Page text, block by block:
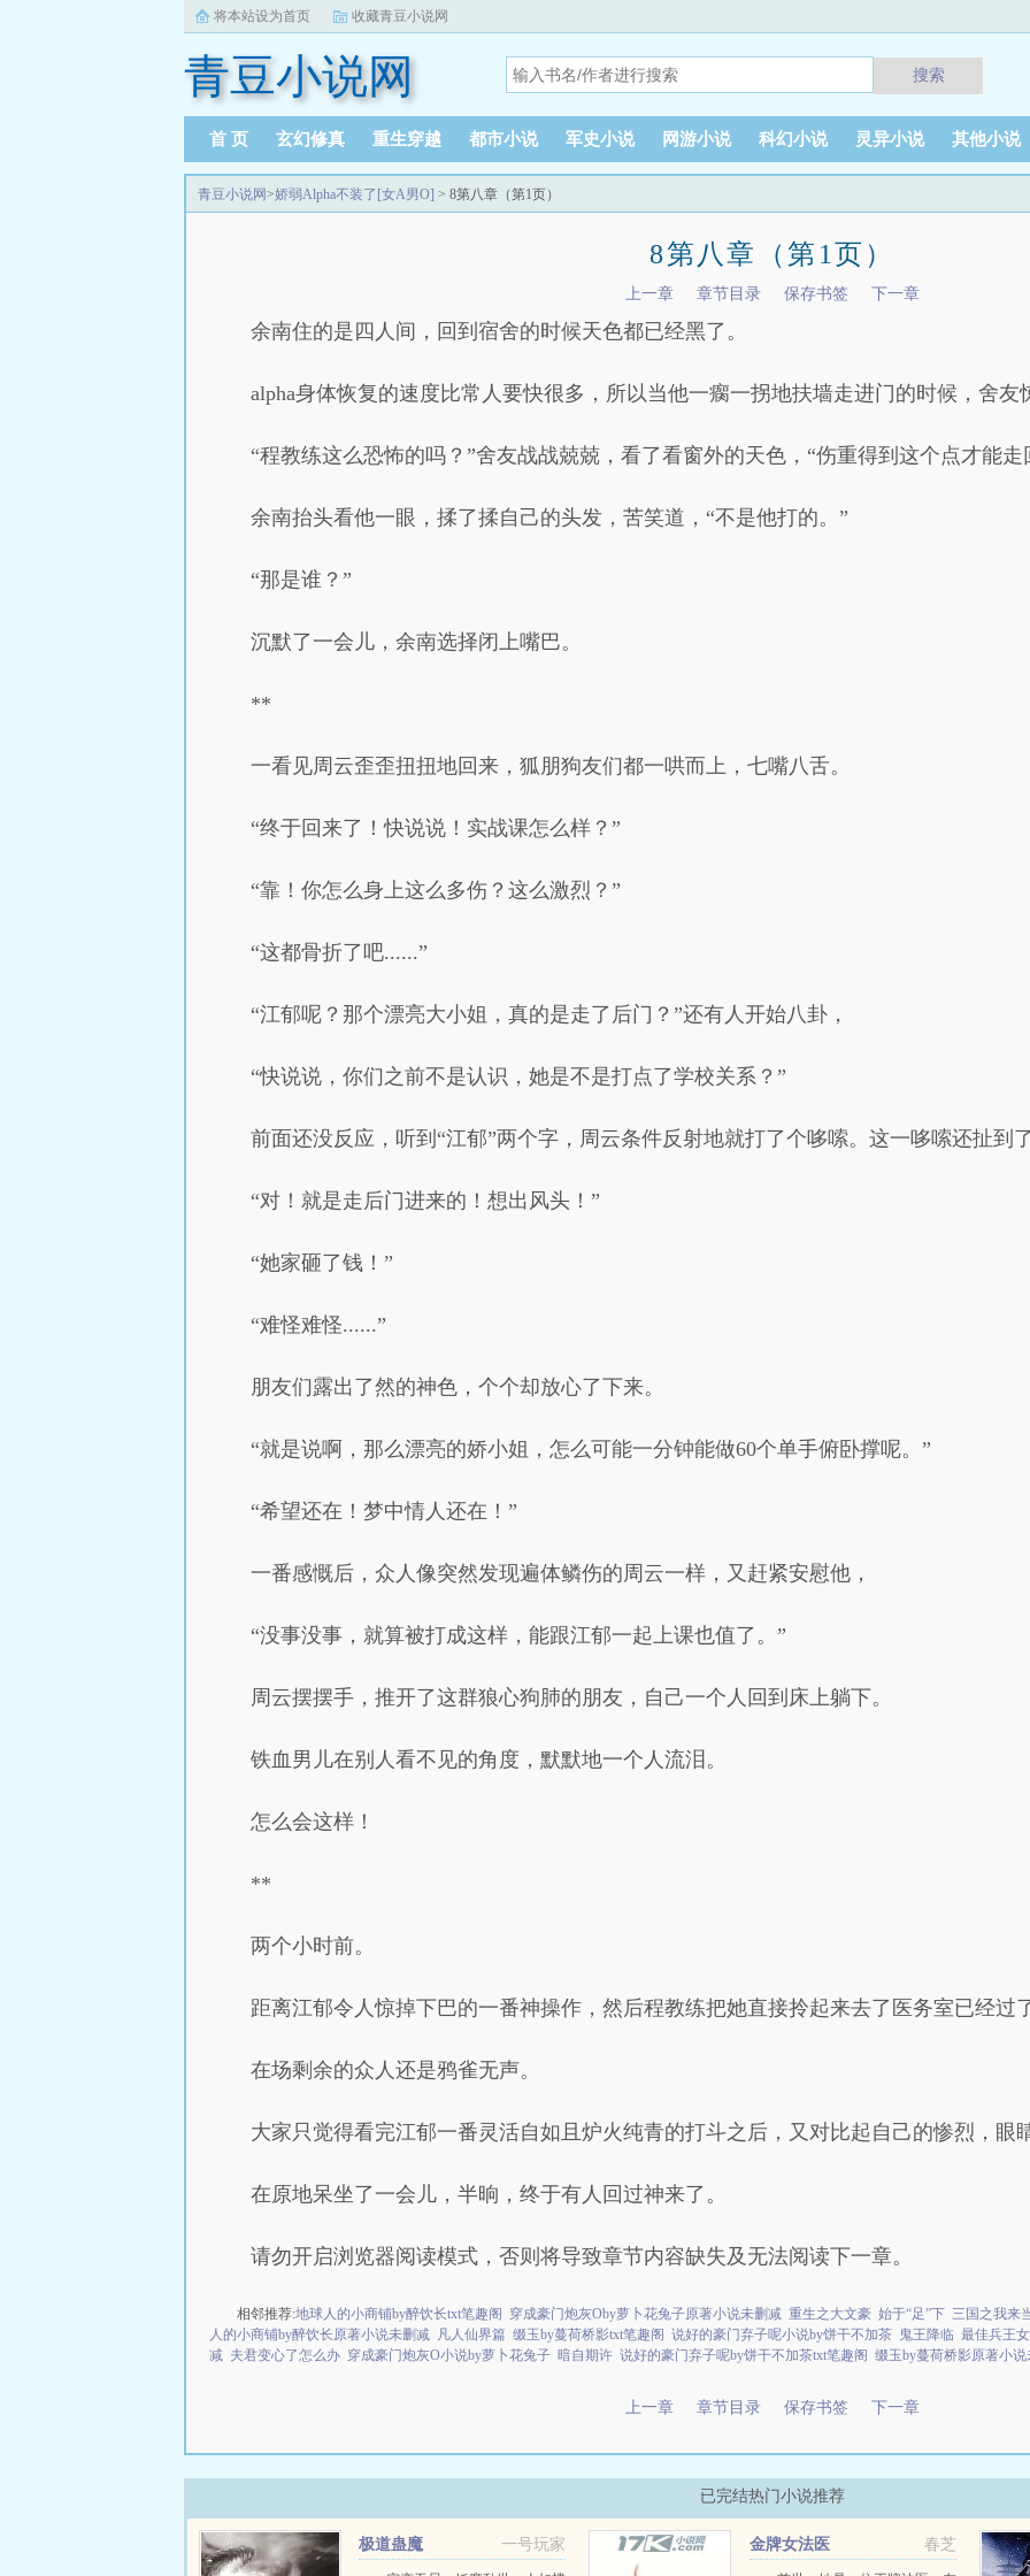
将本站设为首页 收藏青豆小说网
青豆小说网 搜索
首 页 玄幻修真 重生穿越 都市小说 军史小说 网游小说 科幻小说 灵异小说 其他小说
青豆小说网>娇弱Alpha不装了[女A男O] > 8第八章（第1页）
8第八章（第1页）
上一章 章节目录 保存书签 下一章
余南住的是四人间，回到宿舍的时候天色都已经黑了。
alpha身体恢复的速度比常人要快很多，所以当他一瘸一拐地扶墙走进门的时候，舍友
“程教练这么恐怖的吗？”舍友战战兢兢，看了看窗外的天色，“伤重得到这个点才能走
余南抬头看他一眼，揉了揉自己的头发，苦笑道，“不是他打的。”
“那是谁？”
沉默了一会儿，余南选择闭上嘴巴。
**
一看见周云歪歪扭扭地回来，狐朋狗友们都一哄而上，七嘴八舌。
“终于回来了！快说说！实战课怎么样？”
“靠！你怎么身上这么多伤？这么激烈？”
“这都骨折了吧......”
“江郁呢？那个漂亮大小姐，真的是走了后门？”还有人开始八卦，
“快说说，你们之前不是认识，她是不是打点了学校关系？”
前面还没反应，听到“江郁”两个字，周云条件反射地就打了个哆嗦。这一哆嗦还扯到
“对！就是走后门进来的！想出风头！”
“她家砸了钱！”
“难怪难怪......”
朋友们露出了然的神色，个个却放心了下来。
“就是说啊，那么漂亮的娇小姐，怎么可能一分钟能做60个单手俯卧撑呢。”
“希望还在！梦中情人还在！”
一番感慨后，众人像突然发现遍体鳞伤的周云一样，又赶紧安慰他，
“没事没事，就算被打成这样，能跟江郁一起上课也值了。”
周云摆摆手，推开了这群狼心狗肺的朋友，自己一个人回到床上躺下。
铁血男儿在别人看不见的角度，默默地一个人流泪。
怎么会这样！
**
两个小时前。
距离江郁令人惊掉下巴的一番神操作，然后程教练把她直接拎起来去了医务室已经过
在场剩余的众人还是鸦雀无声。
大家只觉得看完江郁一番灵活自如且炉火纯青的打斗之后，又对比起自己的惨烈，眼
在原地呆坐了一会儿，半晌，终于有人回过神来了。
请勿开启浏览器阅读模式，否则将导致章节内容缺失及无法阅读下一章。
相邻推荐:地球人的小商铺by醉饮长txt笔趣阁 穿成豪门炮灰Oby萝卜花兔子原著小说未删减 重生之大文豪 始于“足”下 三国之我来
人的小商铺by醉饮长原著小说未删减 凡人仙界篇 缀玉by蔓荷桥影txt笔趣阁 说好的豪门弃子呢小说by饼干不加茶 鬼王降临 最佳兵王
减 夫君变心了怎么办 穿成豪门炮灰O小说by萝卜花兔子 暗自期许 说好的豪门弃子呢by饼干不加茶txt笔趣阁 缀玉by蔓荷桥影原著小说
上一章 章节目录 保存书签 下一章
已完结热门小说推荐
一号玩家
极道蛊魔 春芝
金牌女法医